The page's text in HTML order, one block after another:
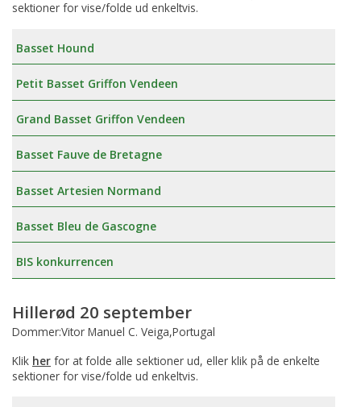
sektioner for vise/folde ud enkeltvis.
Basset Hound
Petit Basset Griffon Vendeen
Grand Basset Griffon Vendeen
Basset Fauve de Bretagne
Basset Artesien Normand
Basset Bleu de Gascogne
BIS konkurrencen
Hillerød 20 september
Dommer:Vitor Manuel C. Veiga,Portugal
Klik her for at folde alle sektioner ud, eller klik på de enkelte
sektioner for vise/folde ud enkeltvis.